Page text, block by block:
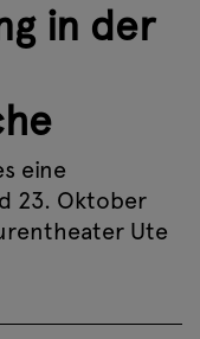
in der
eine
23. Oktober
Ute